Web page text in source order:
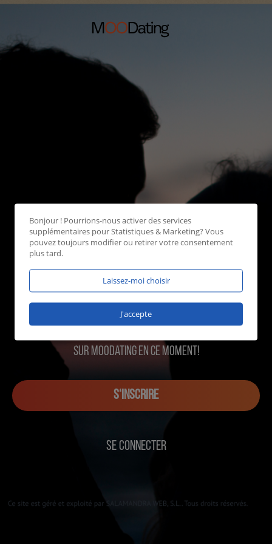
sur MOOdating en ce moment!
S‘INSCRIRE
SE CONNECTER
Bonjour ! Pourrions-nous activer des services
supplémentaires pourStatistiques & Marketing? Vous
pouvez toujours modifier ou retirer votre consentement
plus tard.
Laissez-moi choisir
J'accepte